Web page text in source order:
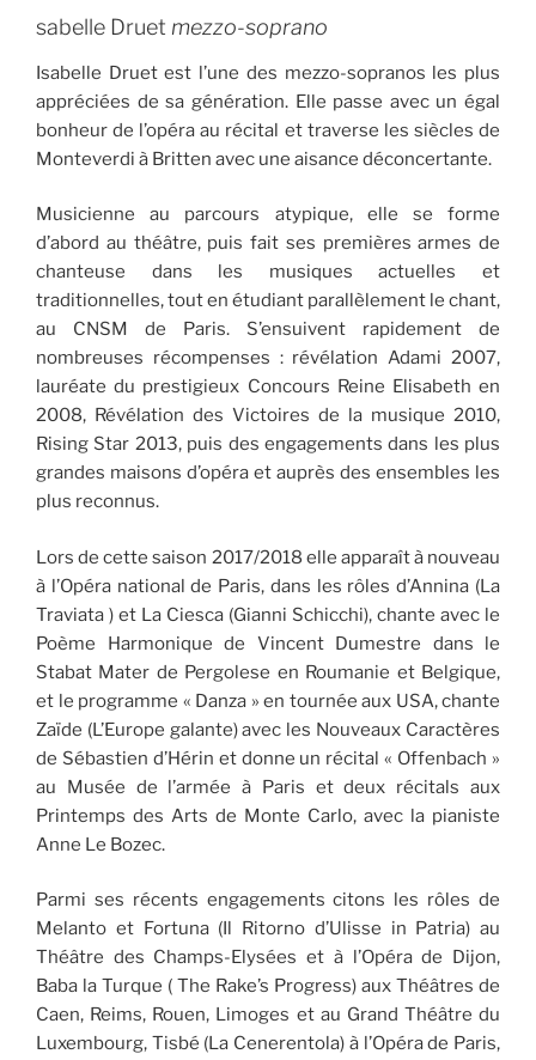
sabelle Druet mezzo-soprano
Isabelle Druet est l’une des mezzo-sopranos les plus
appréciées de sa génération. Elle passe avec un égal
bonheur de l’opéra au récital et traverse les siècles de
Monteverdi à Britten avec une aisance déconcertante.
Musicienne au parcours atypique, elle se forme
d’abord au théâtre, puis fait ses premières armes de
chanteuse dans les musiques actuelles et
traditionnelles, tout en étudiant parallèlement le chant,
au CNSM de Paris. S’ensuivent rapidement de
nombreuses récompenses : révélation Adami 2007,
lauréate du prestigieux Concours Reine Elisabeth en
2008, Révélation des Victoires de la musique 2010,
Rising Star 2013, puis des engagements dans les plus
grandes maisons d’opéra et auprès des ensembles les
plus reconnus.
Lors de cette saison 2017/2018 elle apparaît à nouveau
à l’Opéra national de Paris, dans les rôles d’Annina (La
Traviata ) et La Ciesca (Gianni Schicchi), chante avec le
Poème Harmonique de Vincent Dumestre dans le
Stabat Mater de Pergolese en Roumanie et Belgique,
et le programme « Danza » en tournée aux USA, chante
Zaïde (L’Europe galante) avec les Nouveaux Caractères
de Sébastien d’Hérin et donne un récital « Offenbach »
au Musée de l’armée à Paris et deux récitals aux
Printemps des Arts de Monte Carlo, avec la pianiste
Anne Le Bozec.
Parmi ses récents engagements citons les rôles de
Melanto et Fortuna (Il Ritorno d’Ulisse in Patria) au
Théâtre des Champs-Elysées et à l’Opéra de Dijon,
Baba la Turque ( The Rake’s Progress) aux Théâtres de
Caen, Reims, Rouen, Limoges et au Grand Théâtre du
Luxembourg, Tisbé (La Cenerentola) à l’Opéra de Paris,